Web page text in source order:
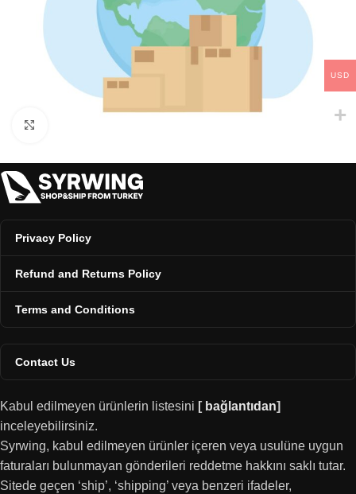
Privacy Policy
Refund and Returns Policy
Terms and Conditions
Contact Us
Kabul edilmeyen ürünlerin listesini [ bağlantıdan]
inceleyebilirsiniz.
Syrwing, kabul edilmeyen ürünler içeren veya usulüne uygun
faturaları bulunmayan gönderileri reddetme hakkını saklı tutar.
Sitede geçen ‘ship’, ‘shipping’ veya benzeri ifadeler,
USD